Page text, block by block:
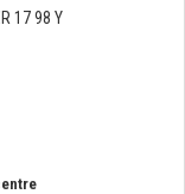
17 98 Y